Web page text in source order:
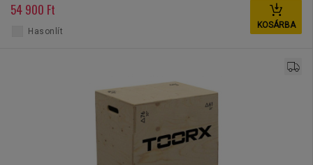
54 900 Ft
KOSÁRBA
Hasonlít